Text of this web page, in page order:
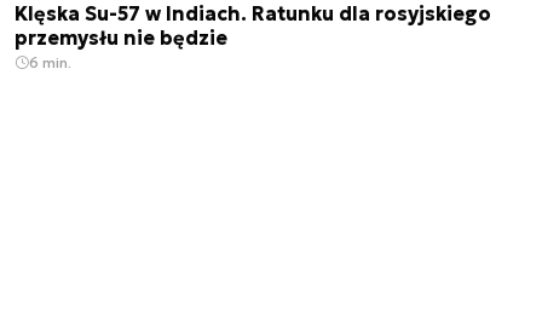
Klęska Su-57 w Indiach. Ratunku dla rosyjskiego
przemysłu nie będzie
6 min.